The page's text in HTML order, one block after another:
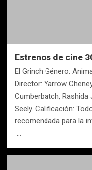
Estrenos de cine
El Grinch Género:
Director: Yarrow
Cumberbatch, Rashida
Seely. Calificación:
recomendada para la
…